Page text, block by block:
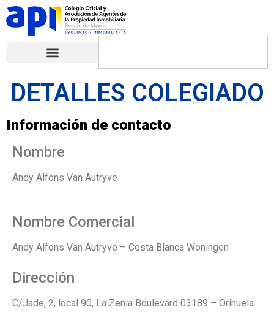
DETALLES COLEGIADO
Información de contacto
Nombre
Andy Alfons Van Autryve
Nombre Comercial
Andy Alfons Van Autryve – Costa Blanca Woningen
Dirección
C/Jade, 2, local 90, La Zenia Boulevard 03189 – Orihuela